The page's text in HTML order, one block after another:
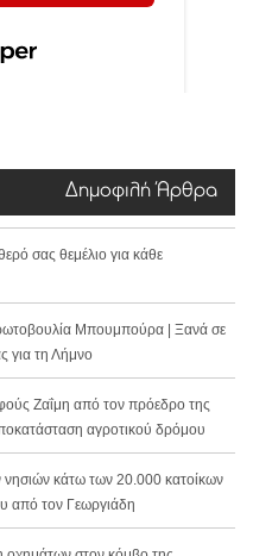
Δημοφιλή Άρθρα
σας θεμέλιο για κάθε
Μπουμπούρα | Ξανά σε
για τη Λήμνο
Ζαΐμη από τον πρόεδρο της
αγροτικού δρόμου
νησιών κάτω των 20.000 κατοίκων
από τον Γεωργιάδη